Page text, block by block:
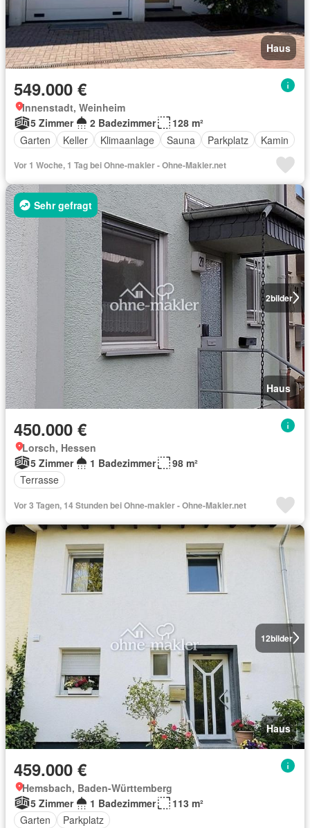
Haus
549.000 €
Innenstadt, Weinheim
5 Zimmer
2 Badezimmer
128 m²
Garten
Keller Klimaanlage Sauna Parkplatz Kamin
Vor 1 Woche, 1 Tag bei Ohne-makler - Ohne-Makler.net
2bilder
Sehr gefragt
Haus
450.000 €
Lorsch, Hessen
5 Zimmer
1 Badezimmer
98 m²
Terrasse
Vor 3 Tagen, 14 Stunden bei Ohne-makler - Ohne-Makler.net
12bilder
Haus
459.000 €
Hemsbach, Baden-Württemberg
5 Zimmer
1 Badezimmer
113 m²
Garten
Parkplatz